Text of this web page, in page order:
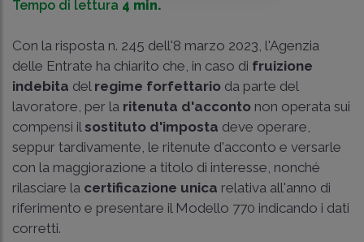
Tempo di lettura 4 min.
Con la risposta n. 245 dell'8 marzo 2023, l'Agenzia
delle Entrate ha chiarito che, in caso di fruizione
indebita del regime forfettario da parte del
lavoratore, per la ritenuta d'acconto non operata sui
compensi il sostituto d'imposta deve operare,
seppur tardivamente, le ritenute d'acconto e versarle
con la maggiorazione a titolo di interesse, nonché
rilasciare la certificazione unica relativa all'anno di
riferimento e presentare il Modello 770 indicando i dati
corretti.